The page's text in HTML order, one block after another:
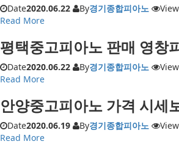
Date2020.06.22 By경기종합피아노
Read More
평택중고피아노 판매 영창
Date2020.06.22 By경기종합피아노
Read More
안양중고피아노 가격 시세
Date2020.06.19 By경기종합피아노
Read More